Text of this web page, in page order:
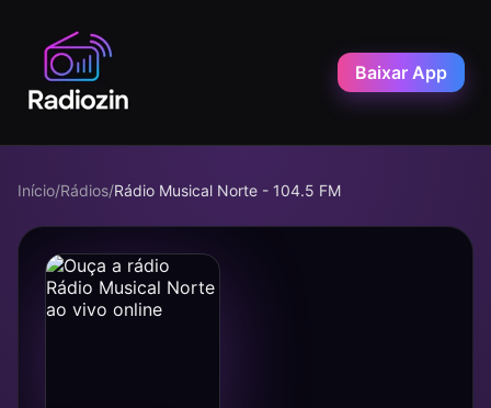
Baixar App
Início/Rádios/Rádio Musical Norte - 104.5 FM